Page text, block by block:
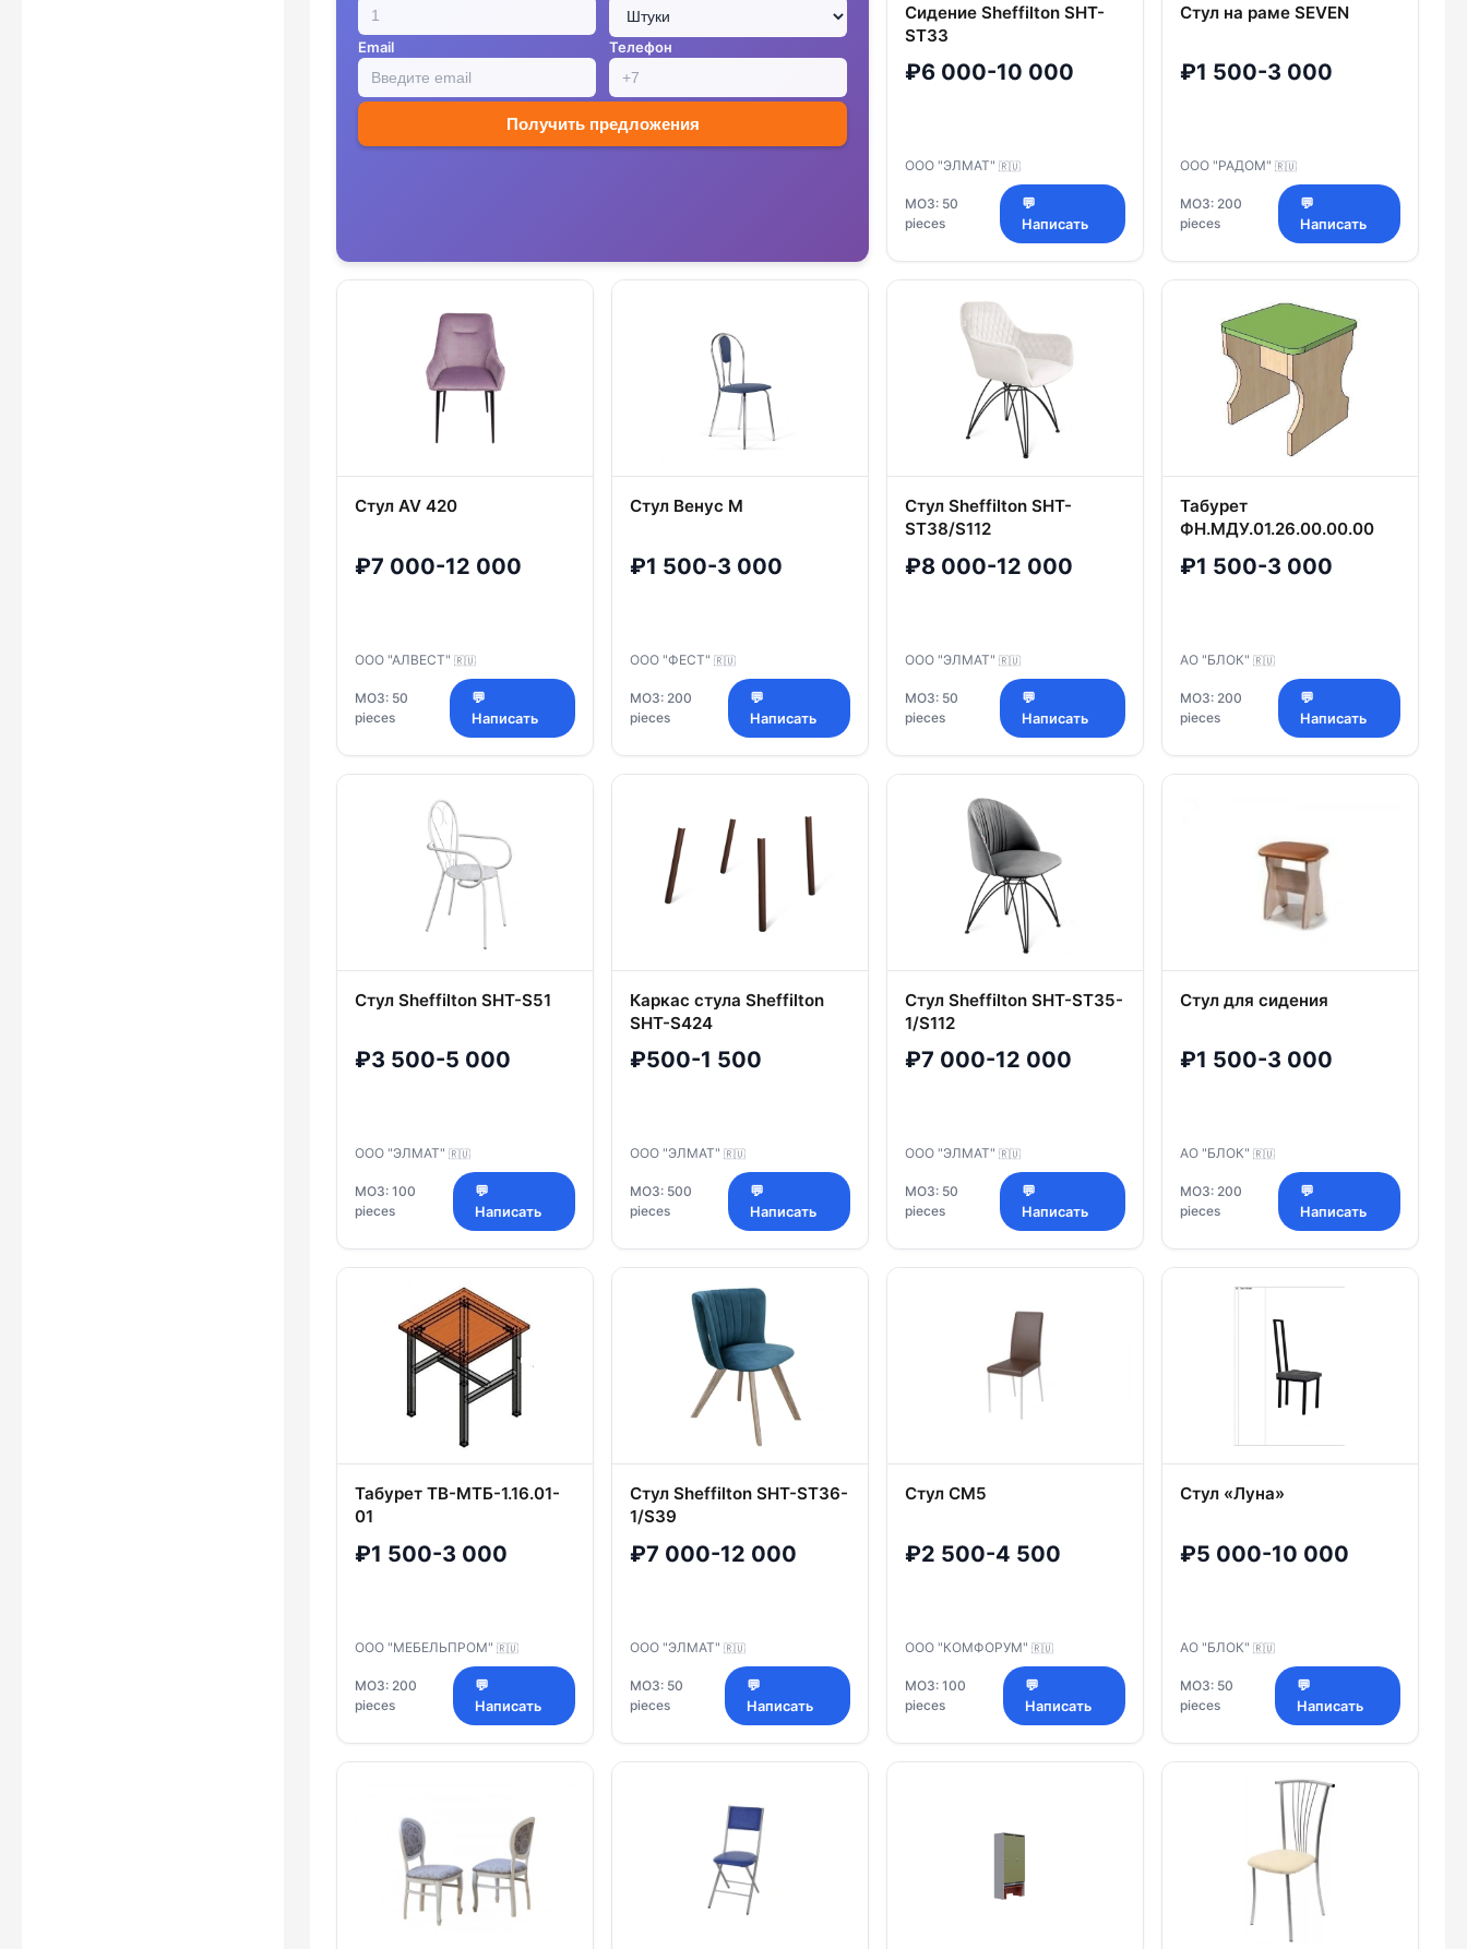
Email Телефон
Получить предложения
Сидение Sheffilton SHT-
ST33
₽6 000-10 000
ООО "ЭЛМАТ" 🇷🇺
МОЗ: 50
pieces
💬
Написать
Стул на раме SEVEN
₽1 500-3 000
ООО "РАДОМ" 🇷🇺
МОЗ: 200
pieces
💬
Написать
Стул AV 420
₽7 000-12 000
ООО "АЛВЕСТ" 🇷🇺
МОЗ: 50
pieces
💬
Написать
Стул Венус М
₽1 500-3 000
ООО "ФЕСТ" 🇷🇺
МОЗ: 200
pieces
💬
Написать
Стул Sheffilton SHT-
ST38/S112
₽8 000-12 000
ООО "ЭЛМАТ" 🇷🇺
МОЗ: 50
pieces
💬
Написать
Табурет
ФН.МДУ.01.26.00.00.00
₽1 500-3 000
АО "БЛОК" 🇷🇺
МОЗ: 200
pieces
💬
Написать
Стул Sheffilton SHT-S51
₽3 500-5 000
ООО "ЭЛМАТ" 🇷🇺
МОЗ: 100
pieces
💬
Написать
Каркас стула Sheffilton
SHT-S424
₽500-1 500
ООО "ЭЛМАТ" 🇷🇺
МОЗ: 500
pieces
💬
Написать
Стул Sheffilton SHT-ST35-
1/S112
₽7 000-12 000
ООО "ЭЛМАТ" 🇷🇺
МОЗ: 50
pieces
💬
Написать
Стул для сидения
₽1 500-3 000
АО "БЛОК" 🇷🇺
МОЗ: 200
pieces
💬
Написать
Табурет ТВ-МТБ-1.16.01-
01
₽1 500-3 000
ООО "МЕБЕЛЬПРОМ" 🇷🇺
МОЗ: 200
pieces
💬
Написать
Стул Sheffilton SHT-ST36-
1/S39
₽7 000-12 000
ООО "ЭЛМАТ" 🇷🇺
МОЗ: 50
pieces
💬
Написать
Стул СМ5
₽2 500-4 500
ООО "КОМФОРУМ" 🇷🇺
МОЗ: 100
pieces
💬
Написать
Стул «Луна»
₽5 000-10 000
АО "БЛОК" 🇷🇺
МОЗ: 50
pieces
💬
Написать